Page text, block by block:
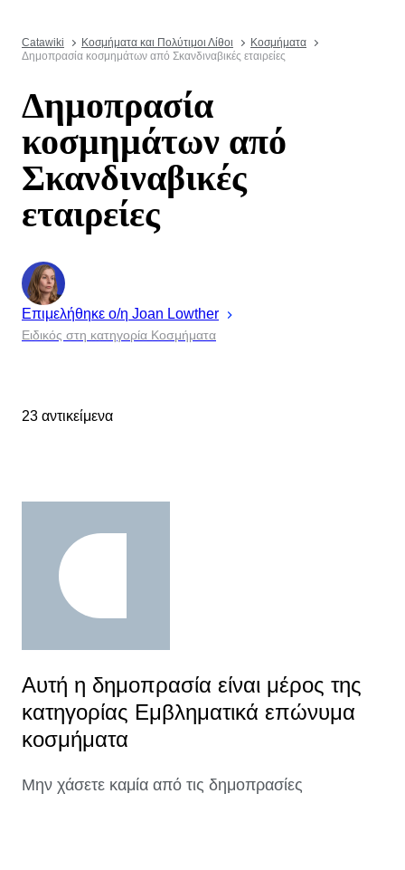
Catawiki Κοσμήματα και Πολύτιμοι Λίθοι
Κοσμήματα
Δημοπρασία κοσμημάτων από Σκανδιναβικές εταιρείες
Δημοπρασία
κοσμημάτων από
Σκανδιναβικές
εταιρείες
Επιμελήθηκε ο/η Joan Lowther
Ειδικός στη κατηγορία Κοσμήματα
23 αντικείμενα
Αυτή η δημοπρασία είναι μέρος της
κατηγορίας Εμβληματικά επώνυμα
κοσμήματα
Μην χάσετε καμία από τις δημοπρασίες